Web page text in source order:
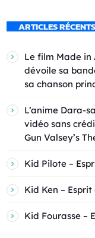
ARTICLES RÉCENTS
Le film Made in
dévoile sa
sa chanson
L’anime Dara-
vidéo sans
Gun Valsey’s
Kid Pilote –
Kid Ken –
Kid Fourasse –